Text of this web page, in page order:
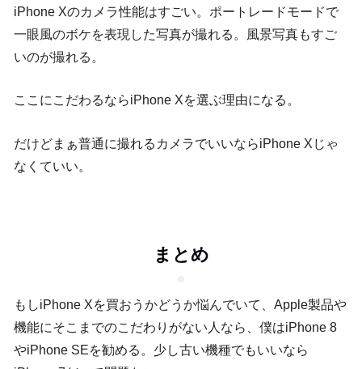
iPhone Xのカメラ性能はすごい。ポートレードモードで
一眼風のボケを表現した写真が撮れる。風景写真もすご
いのが撮れる。
ここにこだわるならiPhone Xを選ぶ理由になる。
だけどまぁ普通に撮れるカメラでいいならiPhone Xじゃ
なくていい。
まとめ
もしiPhone Xを買おうかどうか悩んでいて、Apple製品や
機能にそこまでのこだわりがない人なら、僕はiPhone 8
やiPhone SEを勧める。少し古い機種でもいいなら